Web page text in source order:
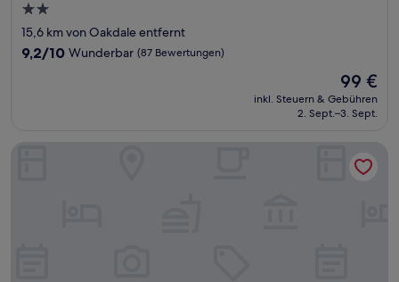
2.0-
Sterne-
Unterkunft
15,6 km von Oakdale entfernt
9.2
9,2/10 Wunderbar (87 Bewertungen)
Der
Preis
beträgt
99 €
inkl. Steuern & Gebühren
2. Sept.–3. Sept.